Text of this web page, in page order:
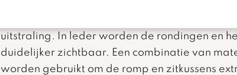
uitstraling. In leder worden de rondingen en
duidelijker zichtbaar. Een combinatie van
worden gebruikt om de romp en zitkussens